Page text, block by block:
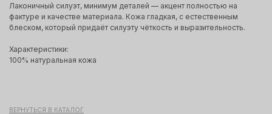
Лаконичный силуэт, минимум деталей — акцент полностью на
фактуре и качестве материала. Кожа гладкая, с естественным
блеском, который придаёт силуэту чёткость и выразительность.
Характеристики:
100% натуральная кожа
ВЕРНУТЬСЯ В КАТАЛОГ